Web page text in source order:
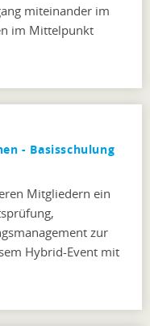
miteinander im
im Mittelpunkt
- Basisschulung
Mitgliedern ein
zur
Hybrid-Event mit